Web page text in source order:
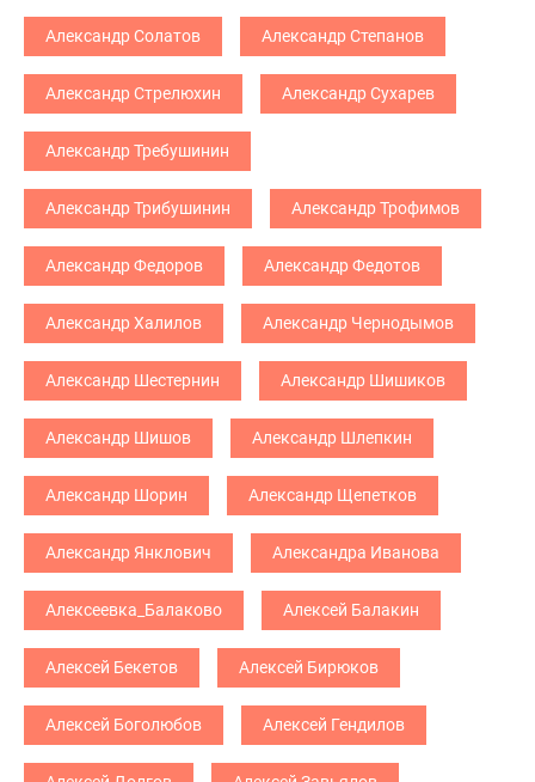
Александр Солатов Александр Степанов
Александр Стрелюхин Александр Сухарев
Александр Требушинин
Александр Трибушинин Александр Трофимов
Александр Федоров Александр Федотов
Александр Халилов Александр Чернодымов
Александр Шестернин Александр Шишиков
Александр Шишов Александр Шлепкин
Александр Шорин Александр Щепетков
Александр Янклович Александра Иванова
Алексеевка_Балаково Алексей Балакин
Алексей Бекетов Алексей Бирюков
Алексей Боголюбов Алексей Гендилов